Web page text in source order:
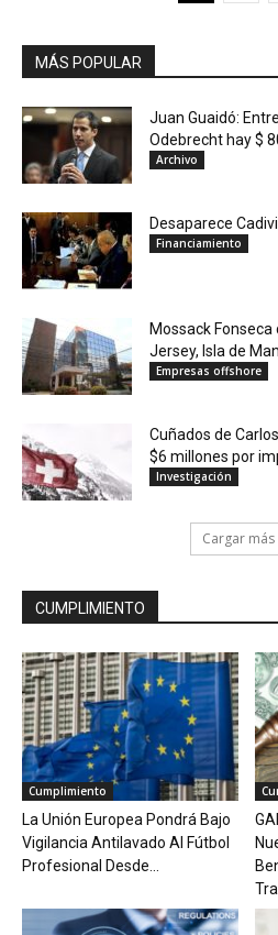
MÁS POPULAR
Juan Guaidó:
Odebrecht hay $
Archivo
Desaparece
Financiamiento
Mossack
Jersey, Isla de Man
Empresas offshore
Cuñados de
$6 millones por
Investigación
Cargar más
CUMPLIMIENTO
Cumplimiento
La Unión Europea Pondrá Bajo
Vigilancia Antilavado Al Fútbol
Profesional Desde...